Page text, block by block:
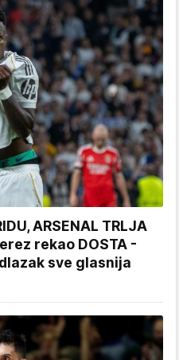
ARSENAL TRLJA
rekao DOSTA -
sve glasnija